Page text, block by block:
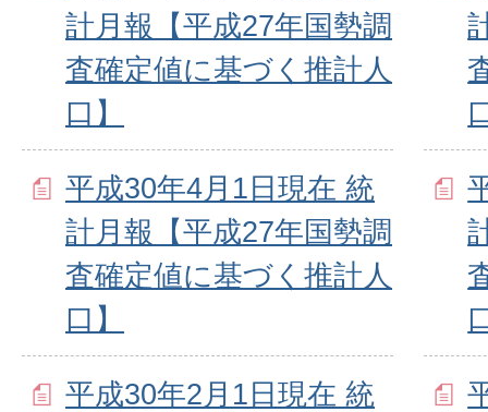
計月報【平成27年国勢調
査確定値に基づく推計人
口】
平成30年4月1日現在 統
計月報【平成27年国勢調
査確定値に基づく推計人
口】
平成30年2月1日現在 統